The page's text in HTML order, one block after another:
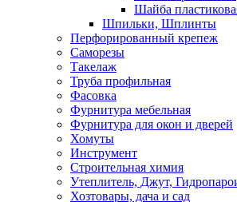
Шайба
Шпильки, Шплинты
Перфорированный крепеж
Саморезы
Такелаж
Труба профильная
Фасовка
Фурнитура мебельная
Фурнитура для окон и дверей
Хомуты
Инструмент
Строительная химия
Утеплитель, Джут,
Хозтовары, дача и сад